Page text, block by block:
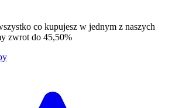
co kupujesz w jednym z naszych
zwrot do 45,50%